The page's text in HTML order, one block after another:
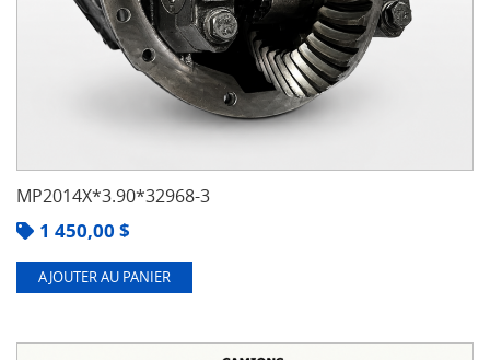
MP2014X*3.90*32968-3
1 450,00 $
AJOUTER AU PANIER